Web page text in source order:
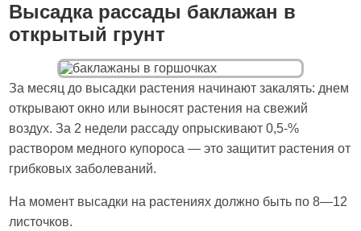
Высадка рассады баклажан в
открытый грунт
За месяц до высадки растения начинают закалять: днем
открывают окно или выносят растения на свежий
воздух. За 2 недели рассаду опрыскивают 0,5-%
раствором медного купороса — это защитит растения от
грибковых заболеваний.
На момент высадки на растениях должно быть по 8—12
листочков.